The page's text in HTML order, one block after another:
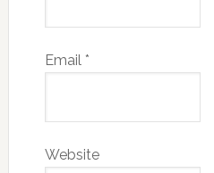
Email *
Website